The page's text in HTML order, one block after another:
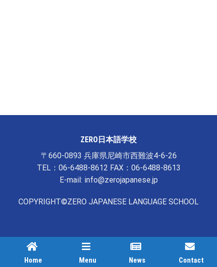
ZERO日本語学校
〒660-0893 兵庫県尼崎市西難波4-6-26
TEL：06-6488-8612 FAX：06-6488-8613
E-mail: info@zerojapanese.jp
COPYRIGHT©ZERO JAPANESE LANGUAGE SCHOOL
学校紹介 各種サポート案内 キャンパスライフ
各種報告
Home Menu News Contact